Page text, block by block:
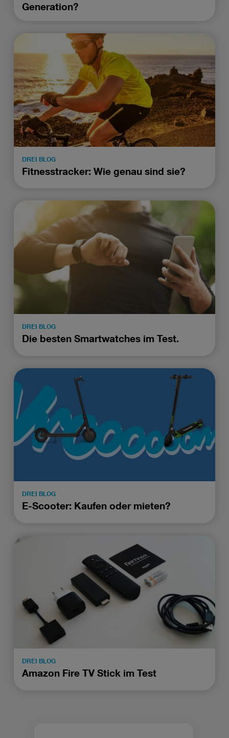
Generation?
DREI BLOG
Fitnesstracker: Wie genau sind sie?
DREI BLOG
Die besten Smartwatches im Test.
DREI BLOG
E-Scooter: Kaufen oder mieten?
DREI BLOG
Amazon Fire TV Stick im Test